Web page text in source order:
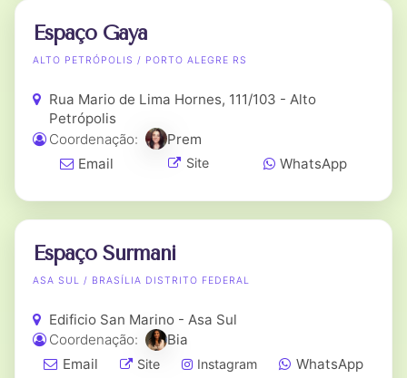
Espaço Gaya
ALTO PETRÓPOLIS / PORTO ALEGRE RS
Rua Mario de Lima Hornes, 111/103 - Alto
Petrópolis
Coordenação:
Prem
Email
Site WhatsApp
Espaço Surmani
ASA SUL / BRASÍLIA DISTRITO FEDERAL
Edificio San Marino - Asa Sul
Coordenação:
Bia
Email
Site Instagram WhatsApp